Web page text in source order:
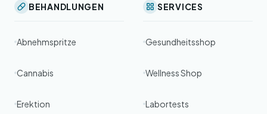
BEHANDLUNGEN
Abnehmspritze
Cannabis
Erektion
SERVICES
Gesundheitsshop
Wellness Shop
Labortests